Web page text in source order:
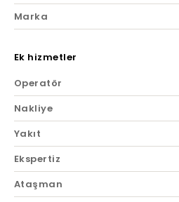
Marka
Ek hizmetler
Operatör
Nakliye
Yakıt
Ekspertiz
Ataşman